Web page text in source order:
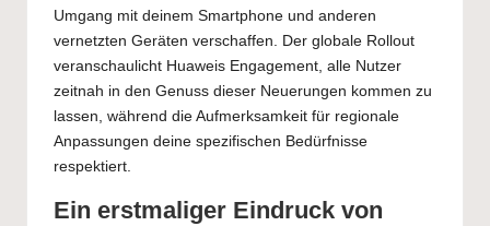
Umgang mit deinem Smartphone und anderen
vernetzten Geräten verschaffen. Der globale Rollout
veranschaulicht Huaweis Engagement, alle Nutzer
zeitnah in den Genuss dieser Neuerungen kommen zu
lassen, während die Aufmerksamkeit für regionale
Anpassungen deine spezifischen Bedürfnisse
respektiert.
Ein erstmaliger Eindruck von